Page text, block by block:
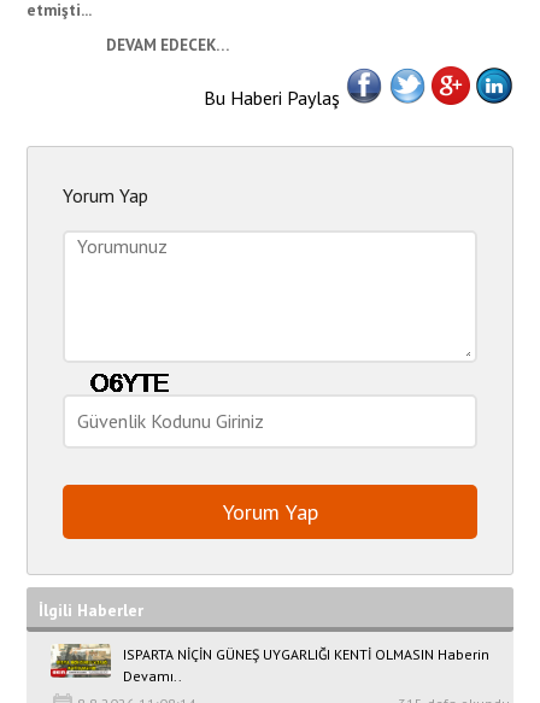
etmişti...
DEVAM EDECEK…
Bu Haberi Paylaş
Yorum Yap
İlgili Haberler
ISPARTA NİÇİN GÜNEŞ UYGARLIĞI KENTİ OLMASIN Haberin
Devamı..